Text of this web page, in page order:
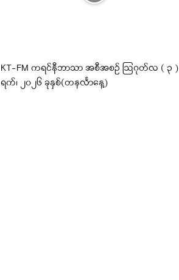
KT-FM ကရင်နီဘာသာ အစီအစဉ် ဩဂုတ်လ ( ၃ )
ရက်၊ ၂၀၂၆ ခုနှစ်(တနင်္လာနေ့)